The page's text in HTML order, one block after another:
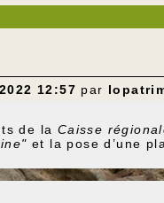
12:57 par
de la Caisse
et la pose d’une